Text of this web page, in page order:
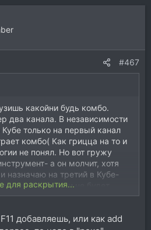
#467
какойни будь комбо.
два канала. В независимости
Кубе только на первый канал
комбо( Как грицца на то и
не понял. Но вот гружу
а он молчит, хотя
назначаю на третий в Кубе-
Комбо он и не будет
должен( типа кнопки)?
для раскрытия...
добавляешь, или как add